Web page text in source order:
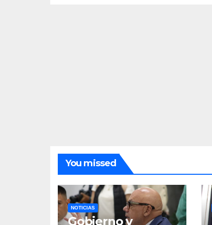
You missed
NOTICIAS
Gobierno y